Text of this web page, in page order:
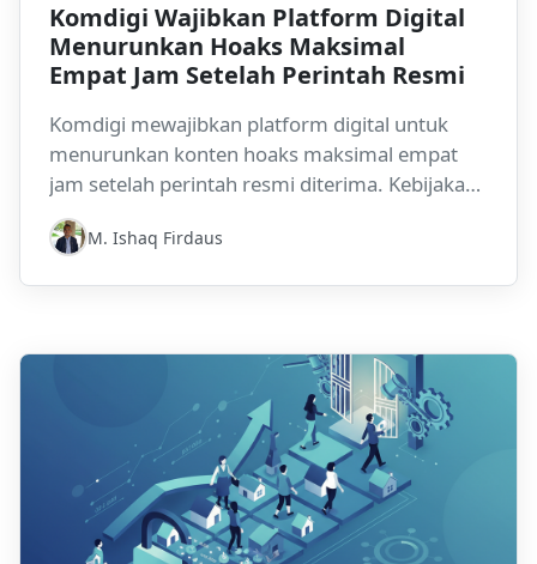
Komdigi Wajibkan Platform Digital
Menurunkan Hoaks Maksimal
Empat Jam Setelah Perintah Resmi
Komdigi mewajibkan platform digital untuk
menurunkan konten hoaks maksimal empat
jam setelah perintah resmi diterima. Kebijakan
ini menandai pengetatan ekspektasi regulator
terhadap kecepatan moderasi, kesiapan
M. Ishaq Firdaus